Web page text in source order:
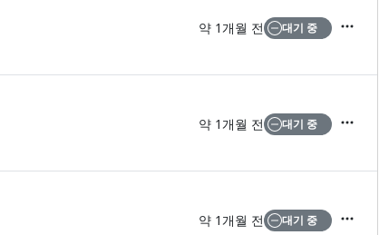
약 1개월 전 대기 중
약 1개월 전 대기 중
약 1개월 전 대기 중